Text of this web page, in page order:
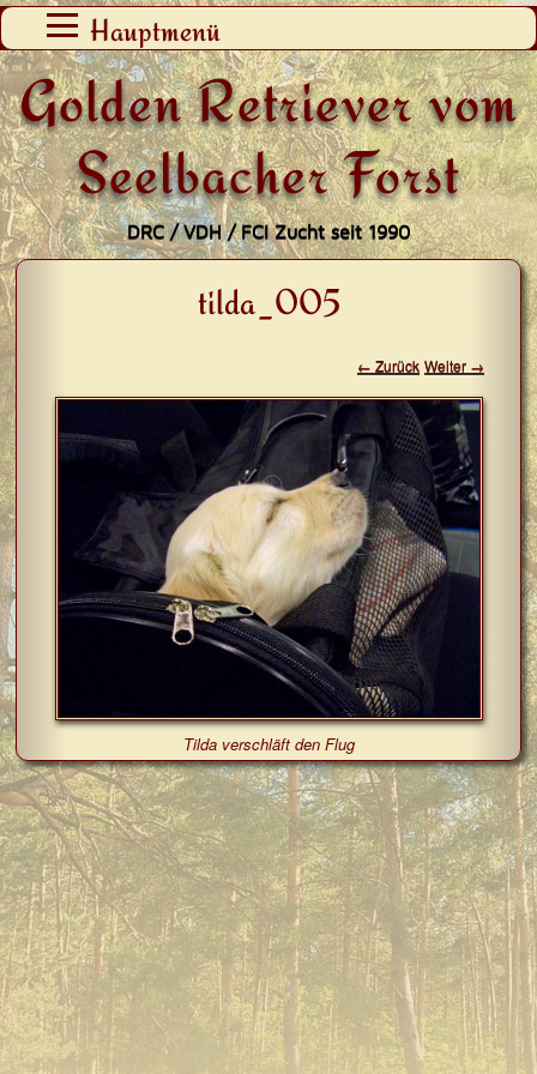
Golden Retriever vom
Seelbacher Forst
DRC / VDH / FCI Zucht seit 1990
Hauptmenü
Zum
Inhalt
springen
tilda_005
← Zurück Weiter →
Tilda verschläft den Flug